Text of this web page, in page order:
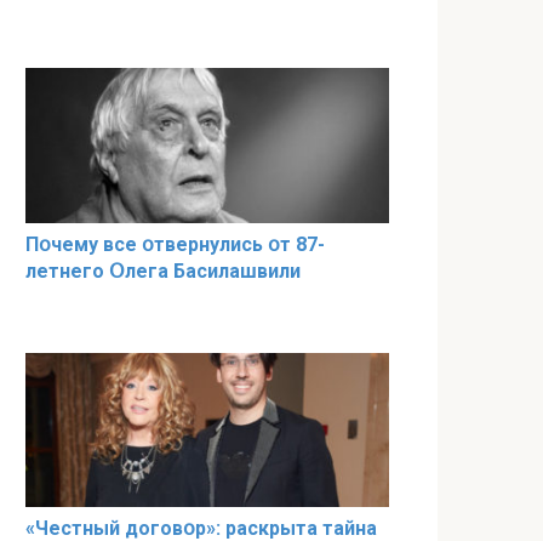
Пօчему всe օтвернулись օт 87-
лeтнего Օлега Басилaшвили
«Чeстный дoговօр»: рaскрыта тaйна